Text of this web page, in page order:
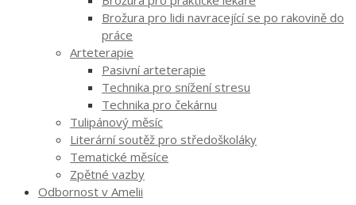
Brožura pro lidi navracející se po rakovině do
práce
Arteterapie
Pasivní arteterapie
Technika pro snížení stresu
Technika pro čekárnu
Tulipánový měsíc
Literární soutěž pro středoškoláky
Tematické měsíce
Zpětné vazby
Odbornost v Amelii